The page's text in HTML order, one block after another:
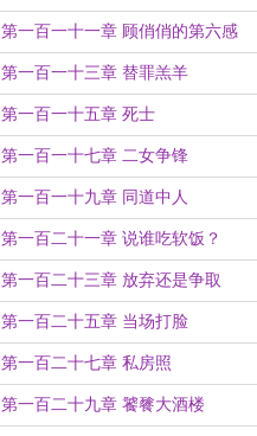
第一百一十一章 顾俏俏的第六感
第一百一十三章 替罪羔羊
第一百一十五章 死士
第一百一十七章 二女争锋
第一百一十九章 同道中人
第一百二十一章 说谁吃软饭？
第一百二十三章 放弃还是争取
第一百二十五章 当场打脸
第一百二十七章 私房照
第一百二十九章 饕餮大酒楼